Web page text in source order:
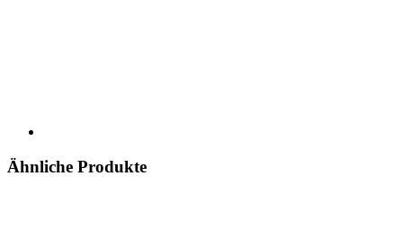
Ähnliche Produkte